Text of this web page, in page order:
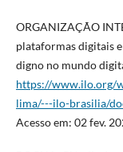
ORGANIZAÇÃO
plataformas digitais
digno no mundo
https://www.ilo.org/
lima/---ilo-brasilia/
Acesso em: 02 fev.